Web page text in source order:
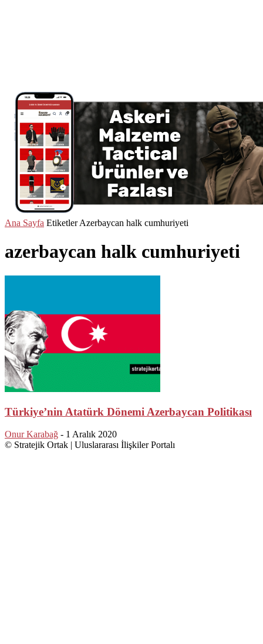
Ana Sayfa Etiketler Azerbaycan halk cumhuriyeti
azerbaycan halk cumhuriyeti
Türkiye’nin Atatürk Dönemi Azerbaycan Politikası
Onur Karabağ - 1 Aralık 2020
© Stratejik Ortak | Uluslararası İlişkiler Portalı